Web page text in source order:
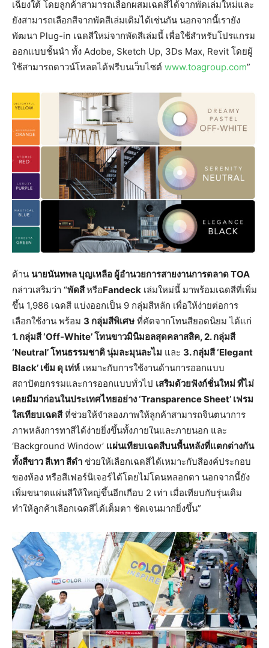
เฉียงใต้ โดยลูกค้าสามารถเลือกผสมเฉดสีได้จากพัดเล่มใหม่และ
ยังสามารถเลือกสีจากพัดสีเล่มเดิมได้เช่นกัน นอกจากนี้เรายัง
พัฒนา Plug-in เฉดสีใหม่จากพัดสีเล่มนี้ เพื่อใช้สำหรับโปรแกรม
ออกแบบชั้นนำ ทั้ง Adobe, Sketch Up, 3Ds Max, Revit โดยผู้
ใช้สามารถดาวน์โหลดได้ฟรีบนเว็บไซต์ www.toagroup.com”
ด้าน นายนันทพล บุญเหลือ ผู้อำนวยการสายงานการตลาด TOA
กล่าวเสริมว่า “พัดสีหรือFandeck เล่มใหม่นี้ มาพร้อมเฉดสีที่เพิ่ม
ขึ้น 1,986 เฉดสี แบ่งออกเป็น 9 กลุ่มสีหลัก เพื่อให้ง่ายต่อการ
เลือกใช้งาน พร้อม 3 กลุ่มสีพิเศษ ที่คัดจากโทนสียอดนิยม ได้แก่
1. กลุ่มสี ‘Off-White’ โทนขาวมินิมอลสุดคลาสสิค, 2. กลุ่มสี
‘Neutral’ โทนธรรมชาติ นุ่มละมุนละไม และ 3. กลุ่มสี ‘Elegant
Black’ เข้ม ดุ เท่ห์ เหมาะกับการใช้งานด้านการออกแบบ
สถาปัตยกรรมและการออกแบบทั่วไป เสริมด้วยฟังก์ชั่นใหม่ ที่ไม่
เคยมีมาก่อนในประเทศไทยอย่าง ‘Transparence Sheet’ เฟรม
ใสเทียบเฉดสีที่ช่วยให้จำลองภาพให้ลูกค้าสามารถจินตนาการ
ภาพหลังการทาสีได้ง่ายยิ่งขึ้นทั้งภายในและภายนอก และ
‘Background Window’ แผ่นเทียบเฉดสีบนพื้นหลังที่แตกต่างกัน
ทั้งสีขาว สีเทา สีดำ ช่วยให้เลือกเฉดสีได้เหมาะกับสีองค์ประกอบ
ของห้อง หรือสีเฟอร์นิเจอร์ได้โดยไม่โดนหลอกตา นอกจากนี้ยัง
เพิ่มขนาดแผ่นสีให้ใหญ่ขึ้นอีกเกือบ 2 เท่า เมื่อเทียบกับรุ่นเดิม
ทำให้ลูกค้าเลือกเฉดสีได้เต็มตา ชัดเจนมากยิ่งขึ้น”